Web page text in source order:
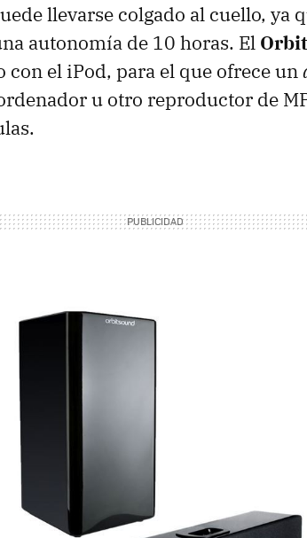
llevarse colgado al cuello, ya
autonomía de 10 horas. El
con el iPod, para el que ofrece un
u otro reproductor de